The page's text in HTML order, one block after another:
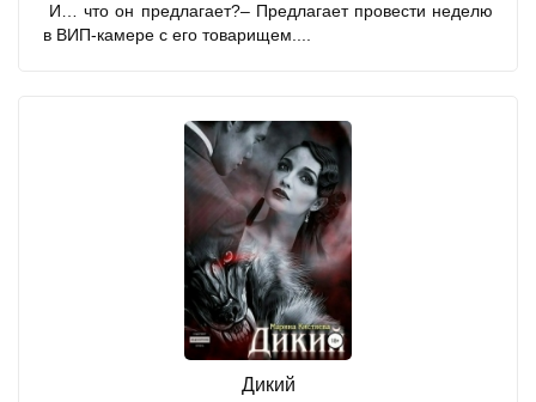
И… что он предлагает?– Предлагает провести неделю
в ВИП-камере с его товарищем....
Дикий